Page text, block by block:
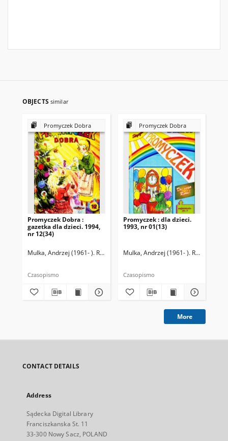
OBJECTS similar
Promyczek Dobra
Promyczek Dobra :
gazetka dla dzieci. 1994,
nr 12(34)
Mulka, Andrzej (1961- ). Redaktor naczelny
Czasopismo
Promyczek Dobra
Promyczek : dla dzieci.
1993, nr 01(13)
Mulka, Andrzej (1961- ). Redaktor
Czasopismo
More
CONTACT DETAILS
Address
Sądecka Digital Library
Franciszkanska St. 11
33-300 Nowy Sacz, POLAND